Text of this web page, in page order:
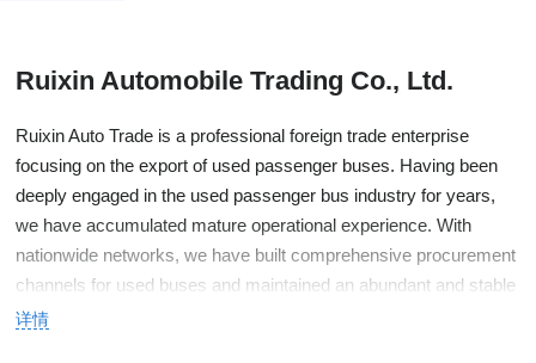
Ruixin Automobile Trading Co., Ltd.
Ruixin Auto Trade is a professional foreign trade enterprise
focusing on the export of used passenger buses. Having been
deeply engaged in the used passenger bus industry for years,
we have accumulated mature operational experience. With
nationwide networks, we have built comprehensive procurement
channels for used buses and maintained an abundant and stable
supply of complete vehicles.
详情